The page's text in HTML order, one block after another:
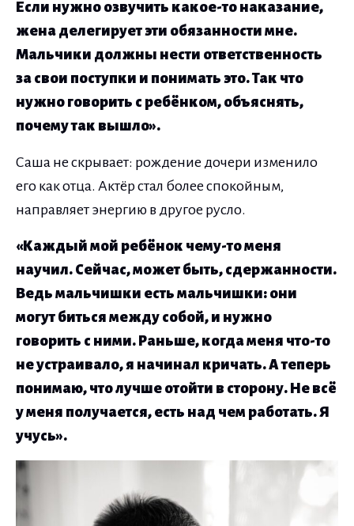
Если нужно озвучить какое-то наказание,
жена делегирует эти обязанности мне.
Мальчики должны нести ответственность
за свои поступки и понимать это. Так что
нужно говорить с ребёнком, объяснять,
почему так вышло».
Саша не скрывает: рождение дочери изменило
его как отца. Актёр стал более спокойным,
направляет энергию в другое русло.
«Каждый мой ребёнок чему-то меня
научил. Сейчас, может быть, сдержанности.
Ведь мальчишки есть мальчишки: они
могут биться между собой, и нужно
говорить с ними. Раньше, когда меня что-то
не устраивало, я начинал кричать. А теперь
понимаю, что лучше отойти в сторону. Не всё
у меня получается, есть над чем работать. Я
учусь».